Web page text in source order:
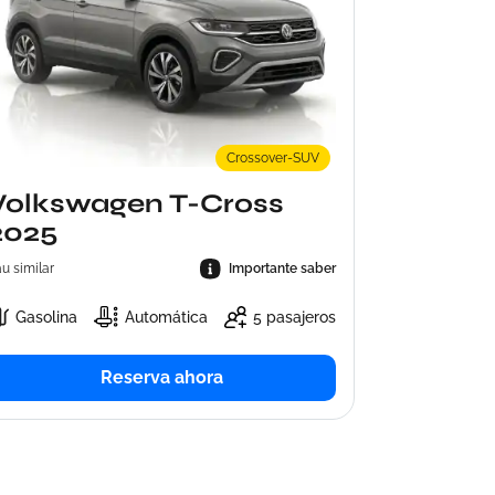
Crossover-SUV
T-Cross
similar Importante saber
Gasolina Automática 5 pasajeros
Reserva ahora